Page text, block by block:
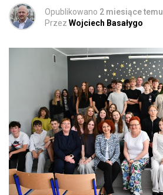
Opublikowano 2 miesiące temu
Przez Wojciech Basałygo